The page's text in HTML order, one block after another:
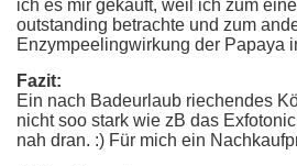
ich es mir gekauft, weil ich zum
outstanding betrachte und zum
Enzympeelingwirkung der Papaya
Fazit:
Ein nach Badeurlaub riechendes
nicht soo stark wie zB das
nah dran. :) Für mich ein